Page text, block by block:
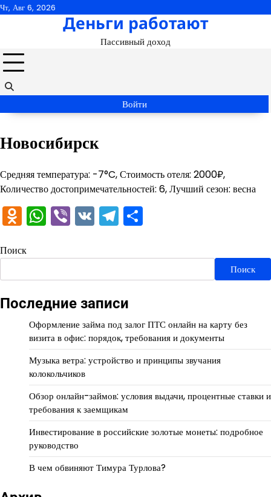
Перейти
Чт, Авг 6, 2026
Деньги работают
Пассивный доход
Войти
Новосибирск
Средняя температура: -7°C, Стоимость отеля: 2000₽,
Количество достопримечательностей: 6, Лучший сезон: весна
Odnoklassniki
WhatsApp
Viber
VKTelegram
Поиск
Поиск
Последние записи
Оформление займа под залог ПТС онлайн на карту без
визита в офис: порядок, требования и документы
Музыка ветра: устройство и принципы звучания
колокольчиков
Обзор онлайн-займов: условия выдачи, процентные ставки и
требования к заемщикам
Инвестирование в российские золотые монеты: подробное
руководство
В чем обвиняют Тимура Турлова?